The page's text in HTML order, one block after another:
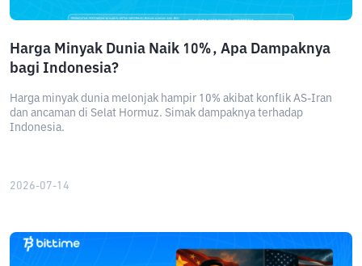
Harga Minyak Dunia Naik 10%, Apa Dampaknya
bagi Indonesia?
Harga minyak dunia melonjak hampir 10% akibat konflik AS-Iran
dan ancaman di Selat Hormuz. Simak dampaknya terhadap
Indonesia.
2026-07-14